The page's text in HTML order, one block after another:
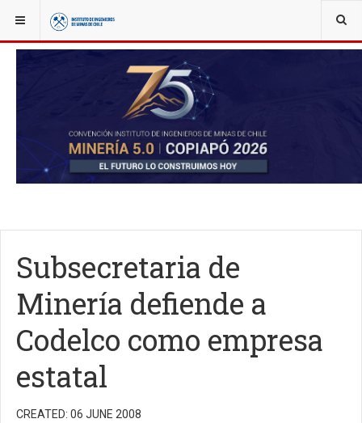
YOU ARE HERE: NOTICIAS
Subsecretaria de
Minería defiende a
Codelco como empresa
estatal
CREATED: 06 JUNE 2008